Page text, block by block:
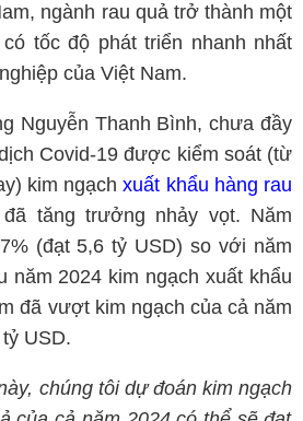
ngành rau quả trở thành một
tốc độ phát triển nhanh nhất
của Việt Nam.
Nguyễn Thanh Bình, chưa đầy
Covid-19 được kiểm soát (từ
kim ngạchxuất khẩu hàng rau
tăng trưởng nhảy vọt. Năm
(đạt 5,6 tỷ USD) so với năm
năm 2024 kim ngạch xuất khẩu
đã vượt kim ngạch của cả năm
USD.
chúng tôi dự đoán kim ngạch